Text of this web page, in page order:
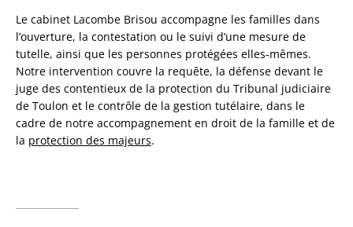
Le cabinet Lacombe Brisou accompagne les familles dans
l’ouverture, la contestation ou le suivi d’une mesure de
tutelle, ainsi que les personnes protégées elles-mêmes.
Notre intervention couvre la requête, la défense devant le
juge des contentieux de la protection du Tribunal judiciaire
de Toulon et le contrôle de la gestion tutélaire, dans le
cadre de notre accompagnement en droit de la famille et de
la protection des majeurs.